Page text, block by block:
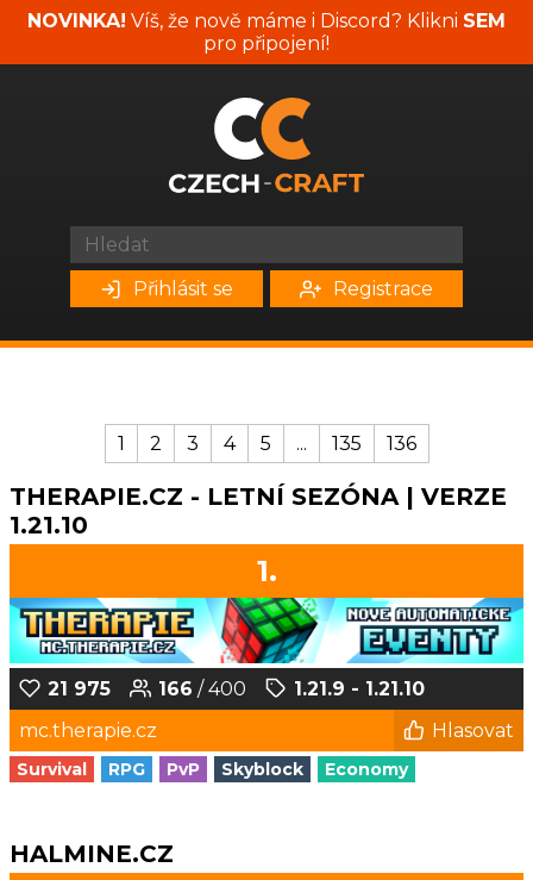
NOVINKA! Víš, že nově máme i Discord? Klikni SEM
pro připojení!
Přihlásit se Registrace
1 2 3 4 5 ... 135 136
THERAPIE.CZ - LETNÍ SEZÓNA | VERZE
1.21.10
1.
21 975 166 / 400
1.21.9 - 1.21.10
mc.therapie.cz
Hlasovat
Survival RPG PvP Skyblock Economy
HALMINE.CZ